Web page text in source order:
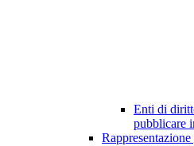
Enti di
pubblicare